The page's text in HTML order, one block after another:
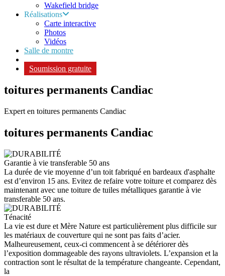
Wakefield bridge
Réalisations
Carte interactive
Photos
Vidéos
Salle de montre
Soumission gratuite
toitures permanents Candiac
Expert en toitures permanents Candiac
toitures permanents Candiac
Garantie à vie transferable 50 ans
La durée de vie moyenne d’un toit fabriqué en bardeaux d'asphalte
est d’environ 15 ans. Evitez de refaire votre toiture et comparez dès
maintenant avec une toiture de tuiles métalliques garantie à vie
transferable 50 ans.
Ténacité
La vie est dure et Mère Nature est particulièrement plus difficile sur
les matériaux de couverture qui ne sont pas faits d’acier.
Malheureusement, ceux-ci commencent à se détériorer dès
l’exposition dommageable des rayons ultraviolets. L’expansion et la
contraction sont le résultat de la température changeante. Cependant,
la